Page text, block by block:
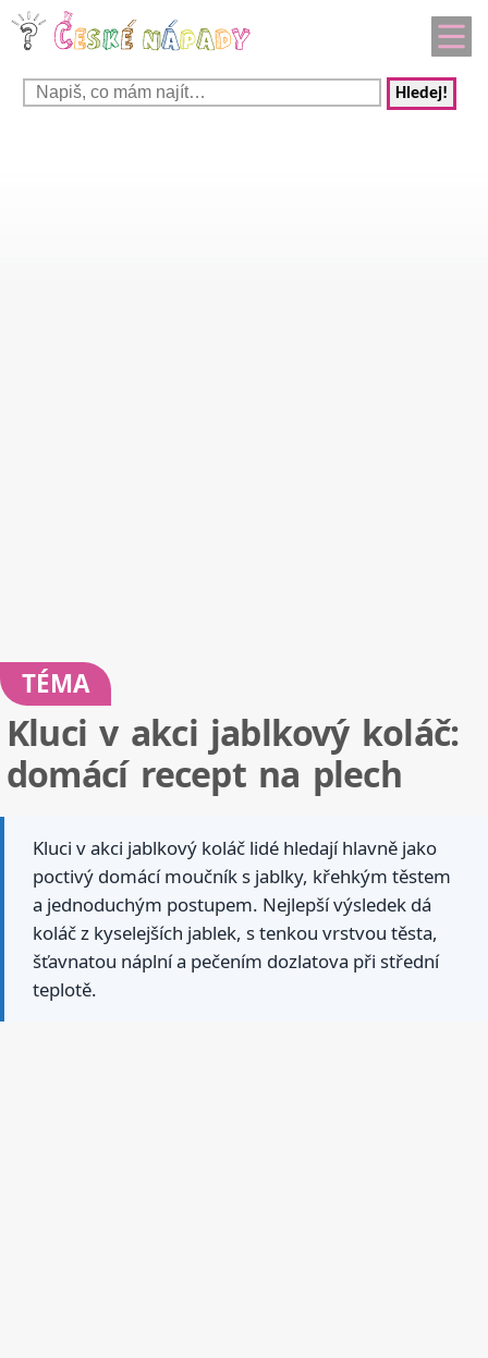
Hledej!
TÉMA
Kluci v akci jablkový koláč:
domácí recept na plech
Kluci v akci jablkový koláč lidé hledají hlavně jako
poctivý domácí moučník s jablky, křehkým těstem
a jednoduchým postupem. Nejlepší výsledek dá
koláč z kyselejších jablek, s tenkou vrstvou těsta,
šťavnatou náplní a pečením dozlatova při střední
teplotě.